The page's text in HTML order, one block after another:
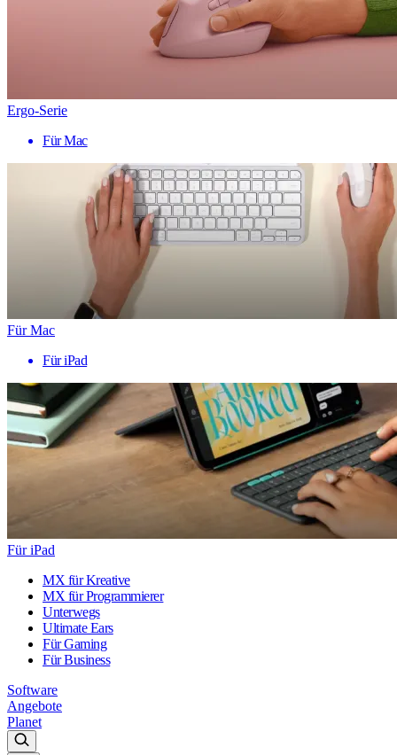
Ergo-Serie
Für Mac
Für Mac
Für iPad
Für iPad
MX für Kreative
MX für Programmierer
Unterwegs
Ultimate Ears
Für Gaming
Für Business
Software
Angebote
Planet